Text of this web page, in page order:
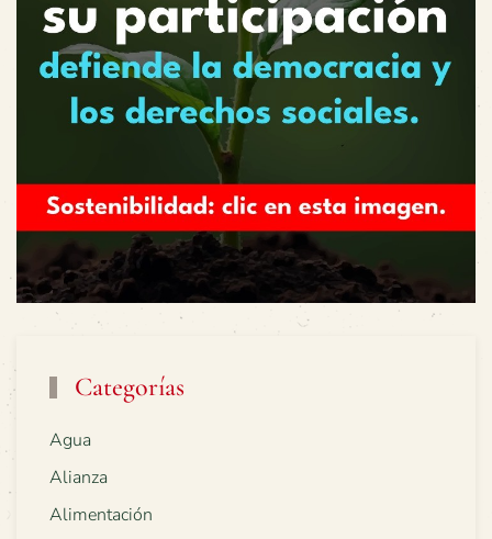
Categorías
Agua
Alianza
Alimentación